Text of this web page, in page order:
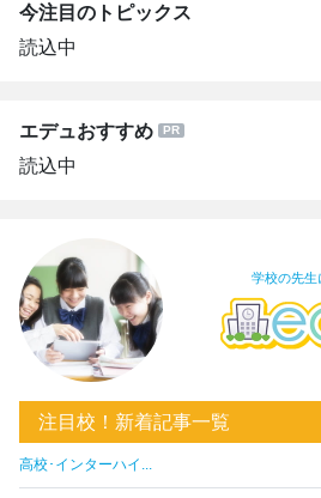
今注目のトピックス
読込中
エデュおすすめ
読込中
学校の先生
注目校！新着記事一覧
高校･インターハイ...